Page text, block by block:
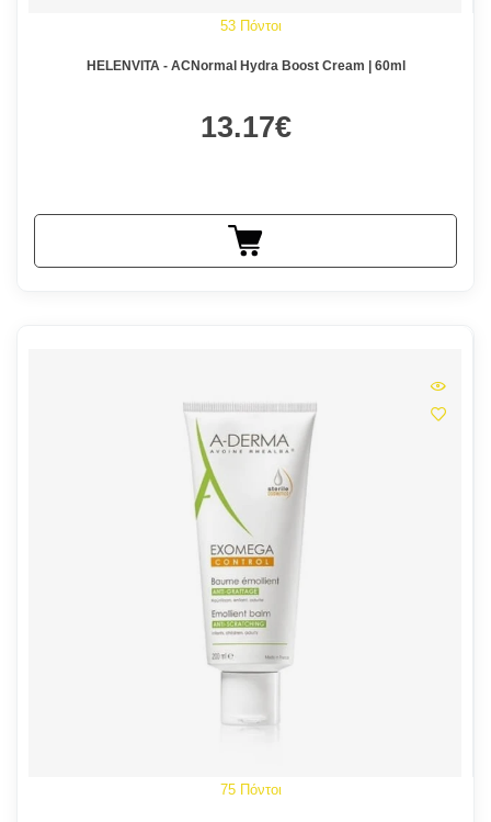
53 Πόντοι
HELENVITA - ACNormal Hydra Boost Cream | 60ml
13.17€
75 Πόντοι